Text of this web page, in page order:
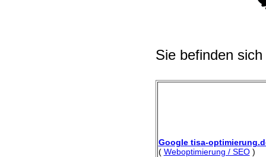
Sie befinden
Google tisa-
( Weboptimierung / SEO)